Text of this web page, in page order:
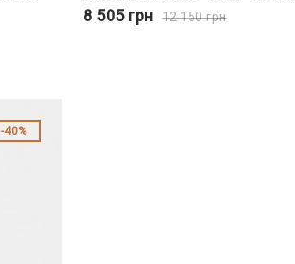
8 505 грн 12 150грн
40%